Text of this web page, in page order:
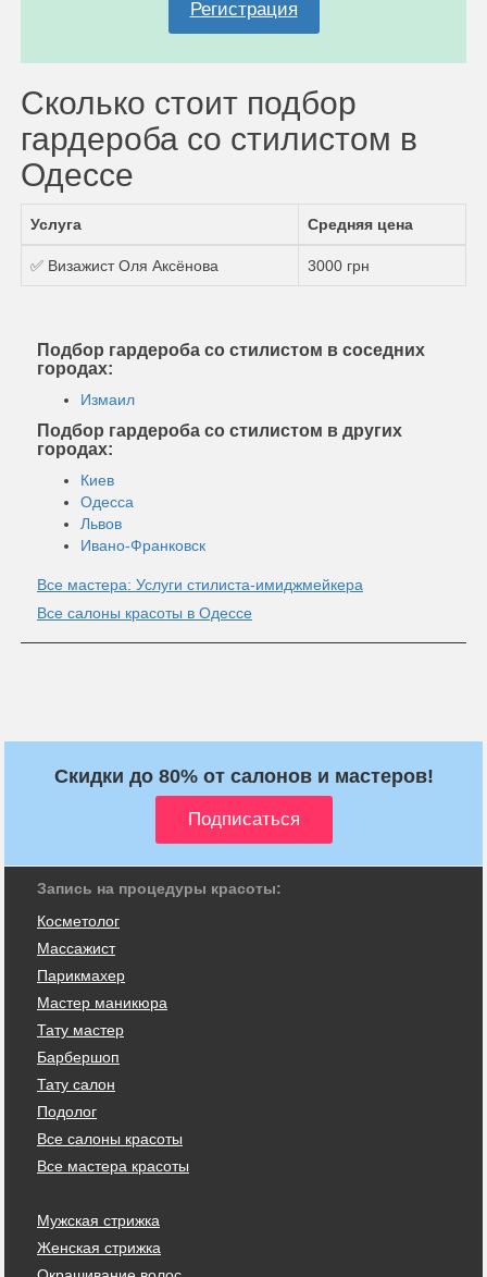
Регистрация
Сколько стоит подбор
гардероба со стилистом в
Одессе
Услуга Средняя цена
✅ Визажист Оля Аксёнова 3000 грн
Подбор гардероба со стилистом в соседних
городах:
Измаил
Подбор гардероба со стилистом в других
городах:
Киев
Одесса
Львов
Ивано-Франковск
Все мастера: Услуги стилиста-имиджмейкера
Все салоны красоты в Одессе
Скидки до 80% от салонов и мастеров!
Запись на процедуры красоты:
Косметолог
Массажист
Парикмахер
Мастер маникюра
Тату мастер
Барбершоп
Тату салон
Подолог
Все салоны красоты
Все мастера красоты
Мужская стрижка
Женская стрижка